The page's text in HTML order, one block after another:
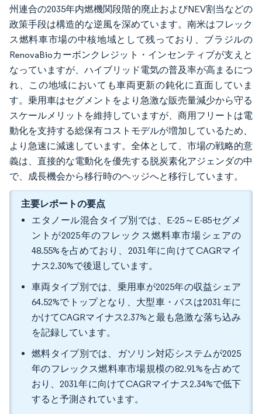
州連合の2035年内燃機関段階的廃止およびNEV割当などの
政策手段は構造的な逆風を深めています。南米はフレック
ス燃料車市場の中核地域として残っており、ブラジルの
RenovaBioカーボンクレジット・インセンティブが支えと
なっていますが、ハイブリッド電気の普及率が高まるにつ
れ、この地域においても車両更新の鈍化に直面していま
す。乗用車はセグメントをより急激な販売量減少から守る
スケールメリットを維持していますが、商用フリートは電
動化を支持する総保有コストモデルが増加しているため、
より急速に減速しています。全体として、市場の戦略的意
義は、直接的な電動化を優先する脱炭素化アジェンダの中
で、成長機会から移行時のヘッジへと移行しています。
主要レポートの要点
エタノール混合タイプ別では、E-25～E-85セグメ
ントが2025年のフレックス燃料車市場シェアの
48.55%を占めており、2031年に向けてCAGRマイ
ナス2.30%で後退しています。
車両タイプ別では、乗用車が2025年の収益シェア
64.52%でトップとなり、大型車・バスは2031年に
かけてCAGRマイナス2.37%と最も急激な落ち込み
を記録しています。
燃料タイプ別では、ガソリン対応システムが2025
年のフレックス燃料車市場規模の82.91%を占めて
おり、2031年に向けてCAGRマイナス2.34%で低下
すると予測されています。